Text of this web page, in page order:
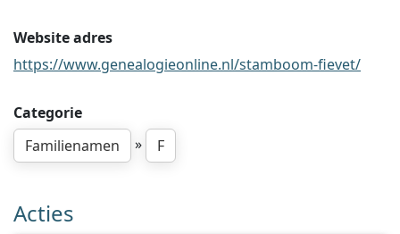
Website adres
https://www.genealogieonline.nl/stamboom-fievet/
Categorie
Familienamen
» F
Acties